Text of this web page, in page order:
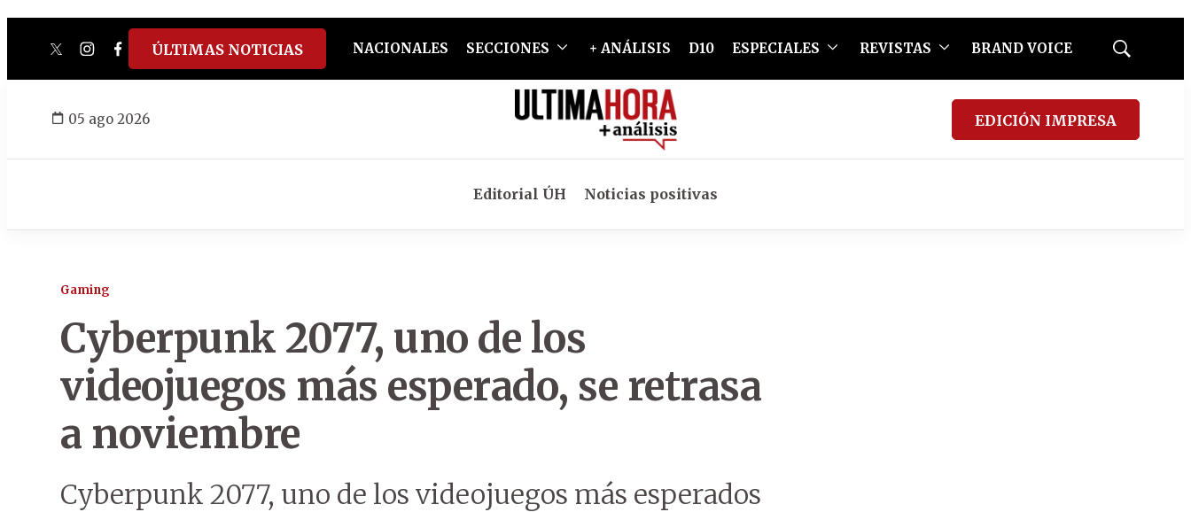
twitterinstagram
facebook
tiktokyoutube
spotify
ÚLTIMAS NOTICIAS NACIONALES SECCIONES + ANÁLISIS D10 ESPECIALES REVISTAS BRAND VOICE
Mostrar
05 ago 2026 EDICIÓN IMPRESA
Editorial ÚH Noticias positivas
Gaming
Cyberpunk 2077, uno de los
videojuegos más esperado, se retrasa
a noviembre
Cyberpunk 2077, uno de los videojuegos más esperados